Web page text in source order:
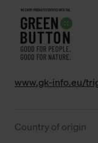
www.gk-info.eu/
Country of origin